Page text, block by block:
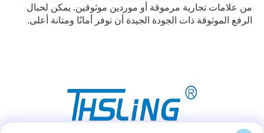
من علامات تجارية مرموقة أو موردين موثوقين. يمكن لحبال
الرفع الموثوقة ذات الجودة الجيدة أن توفر أمانًا ومتانة أعلى.